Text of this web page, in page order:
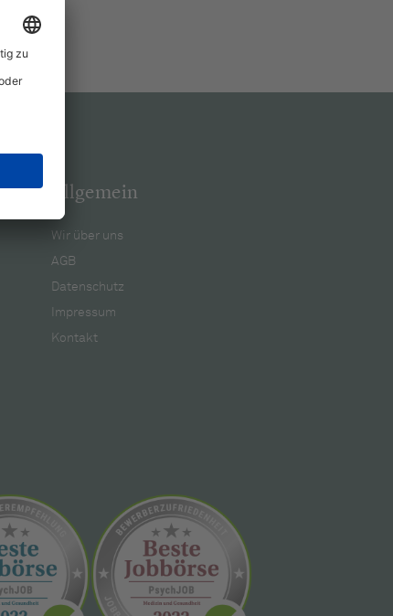
Allgemein
Wir über uns
AGB
Datenschutz
Impressum
Kontakt